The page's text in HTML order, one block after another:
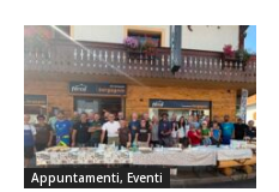
Appuntamenti, Eventi